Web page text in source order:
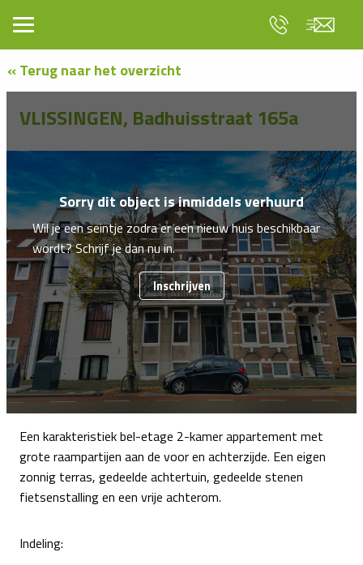
« Terug naar het overzicht
Sorry dit object is inmiddels verhuurd
Wil je een seintje zodra er een nieuw huis beschikbaar
wordt? Schrijf je dan nu in.
Inschrijven
VLISSINGEN, Badhuisstraat 165a
Een karakteristiek bel-etage 2-kamer appartement met
grote raampartijen aan de voor en achterzijde. Een eigen
zonnig terras, gedeelde achtertuin, gedeelde stenen
fietsenstalling en een vrije achterom.
Indeling: